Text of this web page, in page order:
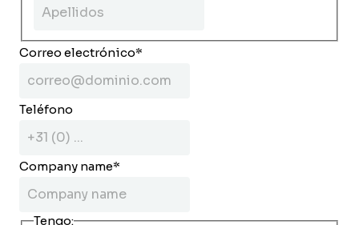
Correo electrónico*
Teléfono
Company name*
Tengo: